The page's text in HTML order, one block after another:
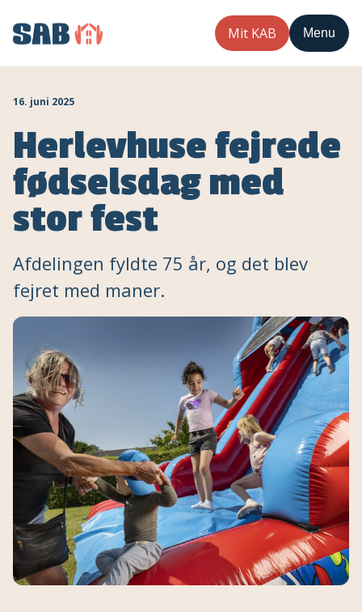
Mit KAB Menu
16. juni 2025
Herlevhuse fejrede
fødselsdag med
stor fest
Afdelingen fyldte 75 år, og det blev
fejret med maner.